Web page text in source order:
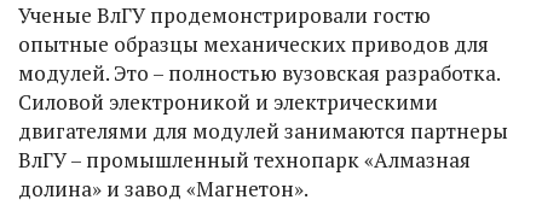
Ученые ВлГУ продемонстрировали гостю
опытные образцы механических приводов для
модулей. Это – полностью вузовская разработка.
Силовой электроникой и электрическими
двигателями для модулей занимаются партнеры
ВлГУ – промышленный технопарк «Алмазная
долина» и завод «Магнетон».